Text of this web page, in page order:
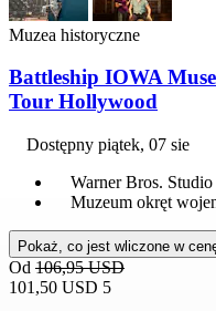
Muzea historyczne
Battleship IOWA
Tour Hollywood
Dostępny piątek, 07 sie
Warner Bros.
Muzeum okręt
Pokaż, co jest wliczone w
Od 106,95 USD
101,50 USD 5